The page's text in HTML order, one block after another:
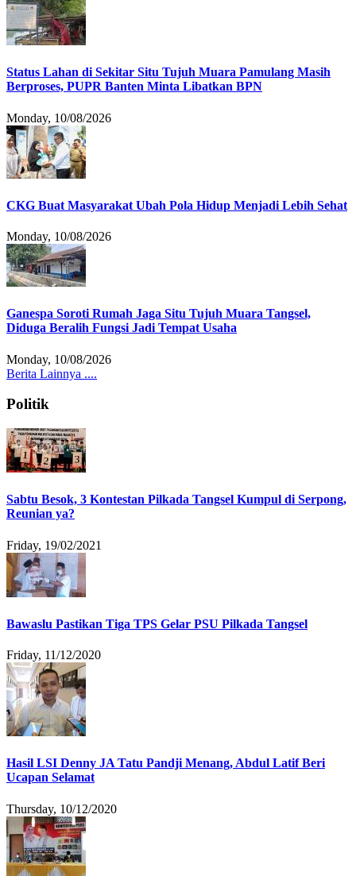
Status Lahan di Sekitar Situ Tujuh Muara Pamulang Masih
Berproses, PUPR Banten Minta Libatkan BPN
Monday, 10/08/2026
CKG Buat Masyarakat Ubah Pola Hidup Menjadi Lebih Sehat
Monday, 10/08/2026
Ganespa Soroti Rumah Jaga Situ Tujuh Muara Tangsel,
Diduga Beralih Fungsi Jadi Tempat Usaha
Monday, 10/08/2026
Berita Lainnya ....
Politik
Sabtu Besok, 3 Kontestan Pilkada Tangsel Kumpul di Serpong,
Reunian ya?
Friday, 19/02/2021
Bawaslu Pastikan Tiga TPS Gelar PSU Pilkada Tangsel
Friday, 11/12/2020
Hasil LSI Denny JA Tatu Pandji Menang, Abdul Latif Beri
Ucapan Selamat
Thursday, 10/12/2020